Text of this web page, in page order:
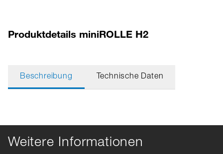
Produktdetails miniROLLE H2
Beschreibung Technische Daten
Weitere Informationen